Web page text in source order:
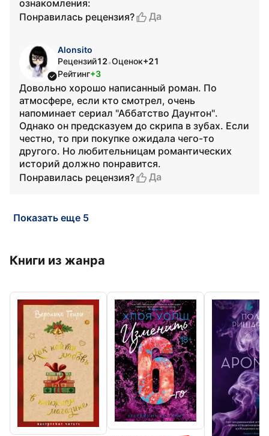
ознакомления:
Понравилась рецензия?
Да
Alonsito
Рецензий12•Оценок+21
Рейтинг+3
Довольно хорошо написанный роман. По
атмосфере, если кто смотрел, очень
напоминает сериал "Аббатство Даунтон".
Однако он предсказуем до скрипа в зубах. Если
честно, то при покупке ожидала чего-то
другого. Но любительницам романтических
историй должно понравится.
Понравилась рецензия?
Да
Показать еще 5
Книги из жанра